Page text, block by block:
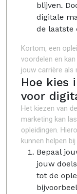
blijven.
digitale
de laatste
Kortom, een
voordelen en
jouw carrière als
Hoe kies
voor
Het kiezen van
marketing kan
opleidingen.
kunnen helpen
Bepaal
jouw
tot de